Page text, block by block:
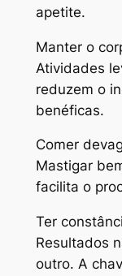
apetite.
Manter o
Atividades
reduzem o
benéficas.
Comer
Mastigar
facilita o
Ter
Resultados
outro. A